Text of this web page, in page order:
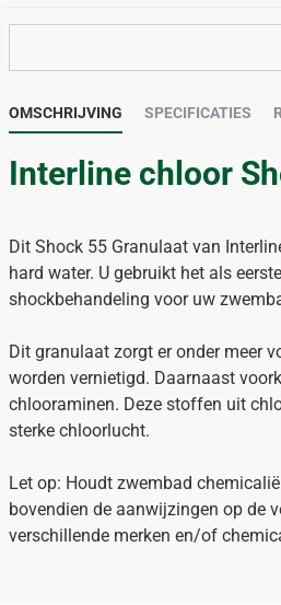
OMSCHRIJVING SPECIFICATIES
Interline chloor
Dit Shock 55 Granulaat van
hard water. U gebruikt het als
shockbehandeling voor uw
Dit granulaat zorgt er onder meer
worden vernietigd. Daarnaast
chlooraminen. Deze stoffen uit
sterke chloorlucht.
Let op: Houdt zwembad
bovendien de aanwijzingen op de
verschillende merken en/of